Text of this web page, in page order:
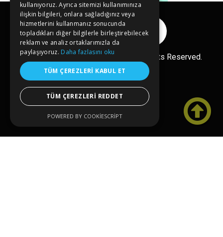

Reklam Ver
Copyright© 2026 kongreler.net All Rights Reserved.
kullanıyoruz. Ayrıca sitemizi kullanımınıza
ilişkin bilgileri, onlara sağladığınız veya
hizmetlerini kullanmanız sonucunda
topladıkları diğer bilgilerle birleştirebilecek
reklam ve analiz ortaklarımızla da
paylaşıyoruz. Daha fazlasını oku
TÜM ÇEREZLERI KABUL ET
TÜM ÇEREZLERI REDDET
POWERED BY COOKIESCRIPT